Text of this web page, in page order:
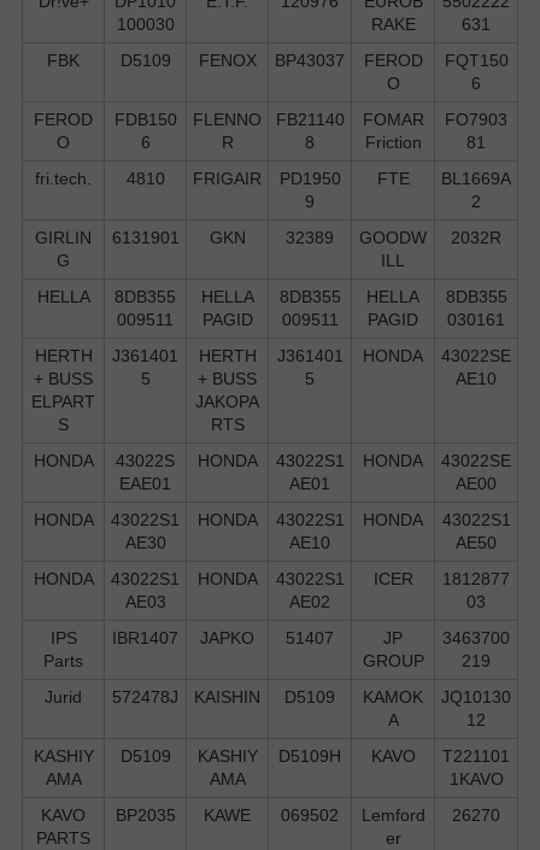
100030
RAKE
631
FBK
D5109 FENOX BP43037
FEROD
O
FQT150
6
FEROD
O
FDB150
6
FLENNO
R
FB21140
8
FOMAR
Friction
FO7903
81
fri.tech.
4810 FRIGAIR
PD1950
9
FTE
BL1669A
2
GIRLIN
G
6131901 GKN 32389
GOODW
ILL
2032R
HELLA
8DB355
009511
HELLA
PAGID
8DB355
009511
HELLA
PAGID
8DB355
030161
HERTH
+ BUSS
ELPART
S
J361401
5
HERTH
+ BUSS
JAKOPA
RTS
J361401
5
HONDA
43022SE
AE10
HONDA
43022S
EAE01
HONDA
43022S1
AE01
HONDA
43022SE
AE00
HONDA
43022S1
AE30
HONDA
43022S1
AE10
HONDA
43022S1
AE50
HONDA
43022S1
AE03
HONDA
43022S1
AE02
ICER
1812877
03
IPS
Parts
IBR1407 JAPKO 51407
JP
GROUP
3463700
219
Jurid
572478J KAISHIN D5109
KAMOK
A
JQ10130
12
KASHIY
AMA
D5109
KASHIY
AMA
D5109H KAVO
T221101
1KAVO
KAVO
PARTS
BP2035 KAWE 069502
Lemford
er
26270